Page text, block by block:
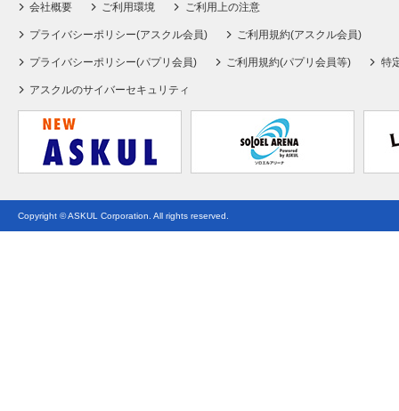
会社概要 ご利用環境 ご利用上の注意
プライバシーポリシー(アスクル会員) ご利用規約(アスクル会員)
プライバシーポリシー(パプリ会員) ご利用規約(パプリ会員等) 特
アスクルのサイバーセキュリティ
Copyright © ASKUL Corporation. All rights reserved.